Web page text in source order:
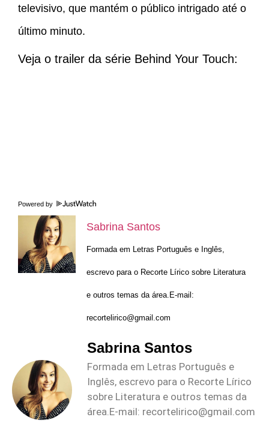
televisivo, que mantém o público intrigado até o
último minuto.
Veja o trailer da série Behind Your Touch:
Powered by
Sabrina Santos
Formada em Letras Português e Inglês,
escrevo para o Recorte Lírico sobre Literatura
e outros temas da área.E-mail:
recortelirico@gmail.com
Sabrina Santos
Formada em Letras Português e
Inglês, escrevo para o Recorte Lírico
sobre Literatura e outros temas da
área.E-mail: recortelirico@gmail.com